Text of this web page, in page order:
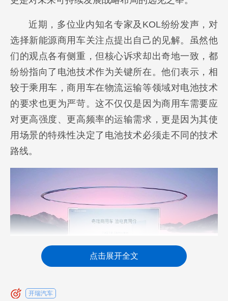
近期，多位业内知名专家及KOL纷纷发声，对
选择新能源商用车关注点提出自己的见解。虽然他
们的观点各有侧重，但核心诉求却出奇地一致，都
纷纷指向了电池技术作为关键所在。他们表示，相
较于乘用车，商用车在物流运输等领域对电池技术
的要求也更为严苛。这不仅仅是因为商用车需要应
对更高强度、更高频率的运输需求，更是因为其使
用场景的特殊性决定了电池技术必须走不同的技术
路线。
点击展开全文
开瑞汽车